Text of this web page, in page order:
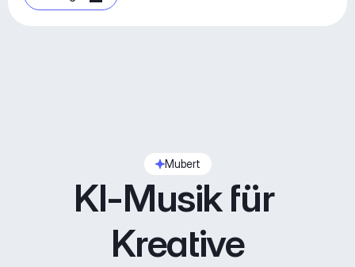
Mubert
KI-Musik für
Kreative